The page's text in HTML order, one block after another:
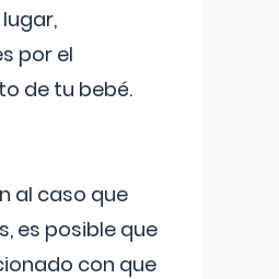
por el
de tu bebé.
al caso que
es posible que
con que